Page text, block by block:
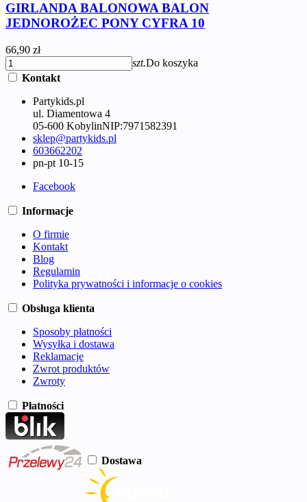
GIRLANDA BALONOWA BALON
JEDNOROŻEC PONY CYFRA 10
66,90 zł
szt.Do koszyka
Kontakt
Partykids.pl
ul. Diamentowa 4
05-600 KobylinNIP:7971582391
sklep@partykids.pl
603662202
pn-pt 10-15
Facebook
Informacje
O firmie
Kontakt
Blog
Regulamin
Polityka prywatności i informacje o cookies
Obsługa klienta
Sposoby płatności
Wysyłka i dostawa
Reklamacje
Zwrot produktów
Zwroty
Płatności
Dostawa